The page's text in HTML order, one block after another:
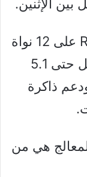
تقنيًا يحتوي Ryzen AI 9 HX 370 على 12 نواة
و24 مسار مع سرعة معالجة تصل حتى 5.1
ذاكرة
هي من